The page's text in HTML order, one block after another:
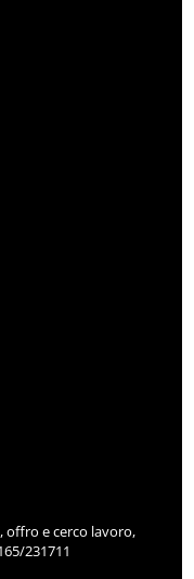
offro e cerco lavoro,
231711